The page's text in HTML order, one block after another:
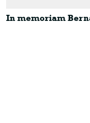
In memoriam